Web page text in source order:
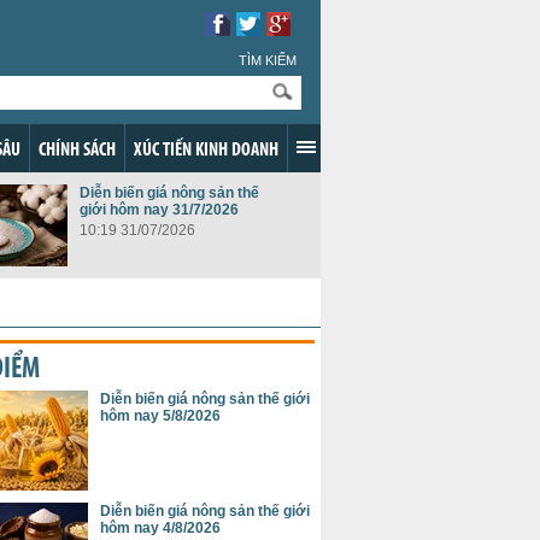
TÌM KIẾM
CHÍNH SÁCH XÚC TIẾN KINH DOANH
Diễn biến giá nông sản thế
giới hôm nay 31/7/2026
10:19 31/07/2026
Diễn biến giá nông sản thế giới
hôm nay 5/8/2026
Diễn biến giá nông sản thế giới
hôm nay 4/8/2026